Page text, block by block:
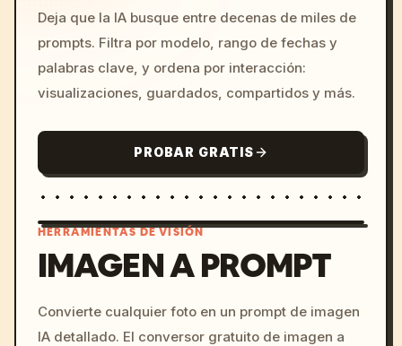
Deja que la IA busque entre decenas de miles de
prompts. Filtra por modelo, rango de fechas y
palabras clave, y ordena por interacción:
visualizaciones, guardados, compartidos y más.
PROBAR GRATIS
c, cyberpunk sunset, neon
colors, 8k --v 6.0
HERRAMIENTAS DE VISIÓN
IMAGEN A PROMPT
Convierte cualquier foto en un prompt de imagen
IA detallado. El conversor gratuito de imagen a